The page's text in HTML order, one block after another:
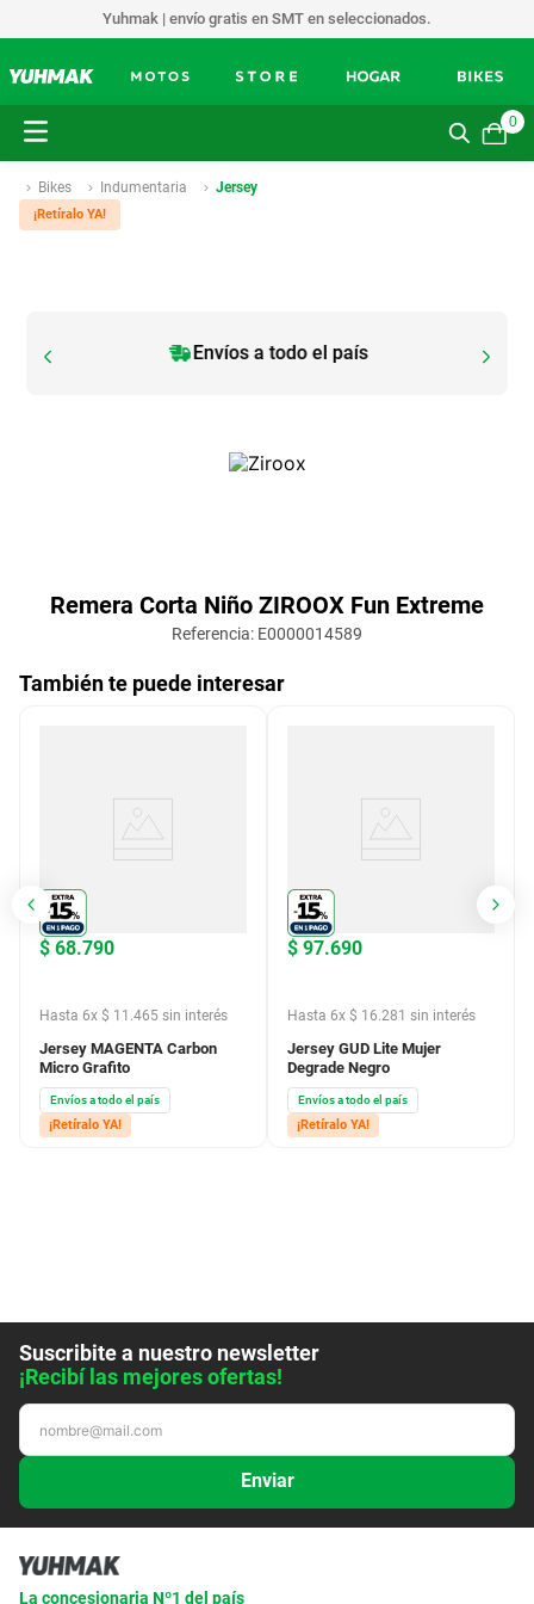
Yuhmak | envío gratis en SMT en seleccionados.
0
Bikes Indumentaria Jersey
¡Retíralo YA!
Envíos a todo el país
Remera Corta Niño ZIROOX Fun Extreme
Referencia: E0000014589
También te puede interesar
$ 68.790
Hasta 6x $ 11 .465 sin interés
Jersey MAGENTA Carbon
Micro Grafito
Envíos a todo el país
¡Retíralo YA!
$ 97.690
Hasta 6x $ 16.281 sin interés
Jersey GUD Lite Mujer
Degrade Negro
Envíos a todo el país
¡Retíralo YA!
Suscribite a nuestro newsletter
¡Recibí las mejores ofertas!
Enviar
La concesionaria Nº1 del país